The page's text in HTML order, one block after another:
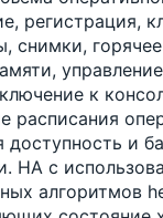
регистрация,
снимки,
к
расписания
доступность и
HA с
алгоритмов